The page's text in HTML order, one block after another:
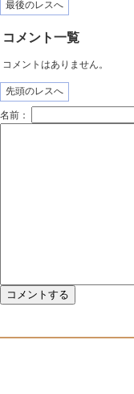
最後のレスへ
コメント一覧
コメントはありません。
先頭のレスへ
名前：